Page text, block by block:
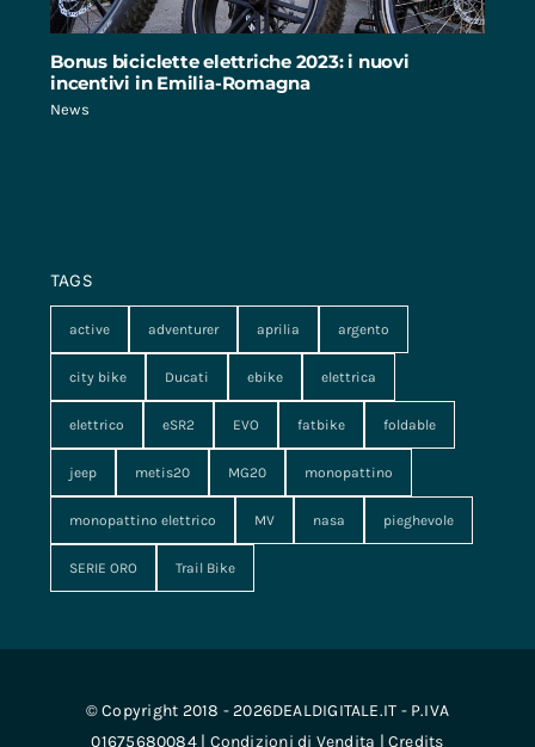
Bonus biciclette elettriche 2023: i nuovi
incentivi in Emilia-Romagna
News
TAGS
active adventurer aprilia argento
city bike Ducati ebike elettrica
elettrico eSR2 EVO fatbike foldable
jeep metis20 MG20 monopattino
monopattino elettrico MV nasa pieghevole
SERIE ORO Trail Bike
© Copyright 2018 - 2026DEALDIGITALE.IT - P.IVA
01675680084 | Condizioni di Vendita Credits